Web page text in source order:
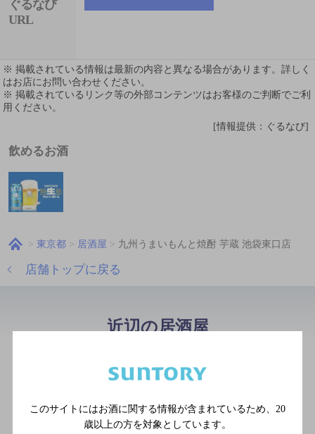
ぐるなび
URL
※ 掲載されている情報は最新の内容と異なる場合があります。詳しく
はお店にお問い合わせください。
※ 掲載されているリンク等の外部コンテンツはお客様のご判断でご利
用ください。
[情報提供：ぐるなび]
飲めるお酒
東京都 居酒屋 九州うまいもんと焼酎 芋蔵 池袋東口店
店舗トップに戻る
近辺の居酒屋
[居酒屋]
西武池袋線 池袋駅／ＪＲ埼
京線 池袋駅／ＪＲ湘南新宿
このサイトにはお酒に関する情報が含まれているため、 20
歳以上の方を対象としています。